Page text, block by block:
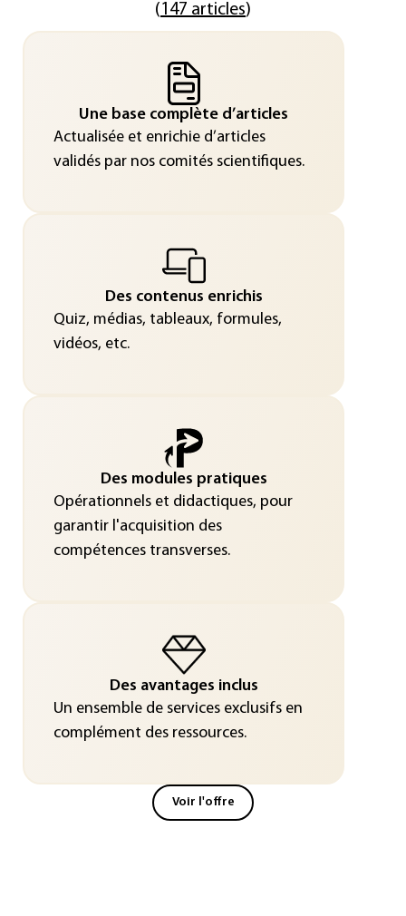
(147 articles)
Une base complète d’articles
Actualisée et enrichie d’articles
validés par nos comités scientifiques.
Des contenus enrichis
Quiz, médias, tableaux, formules,
vidéos, etc.
Des modules pratiques
Opérationnels et didactiques, pour
garantir l'acquisition des
compétences transverses.
Des avantages inclus
Un ensemble de services exclusifs en
complément des ressources.
Voir l'offre